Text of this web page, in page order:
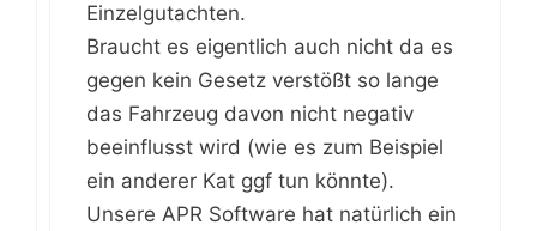
Einzelgutachten.
Braucht es eigentlich auch nicht da es
gegen kein Gesetz verstößt so lange
das Fahrzeug davon nicht negativ
beeinflusst wird (wie es zum Beispiel
ein anderer Kat ggf tun könnte).
Unsere APR Software hat natürlich ein